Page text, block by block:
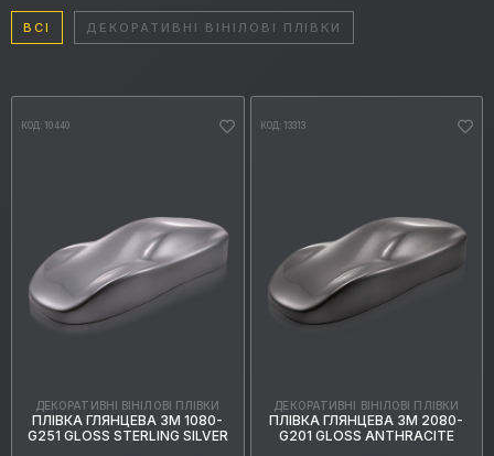
ВСІ ДЕКОРАТИВНІ ВІНІЛОВІ ПЛІВКИ
КОД: 10440
ДЕКОРАТИВНІ ВІНІЛОВІ ПЛІВКИ
ПЛІВКА ГЛЯНЦЕВА 3M 1080-
G251 GLOSS STERLING SILVER
КОД: 13313
ДЕКОРАТИВНІ ВІНІЛОВІ ПЛІВКИ
ПЛІВКА ГЛЯНЦЕВА 3M 2080-
G201 GLOSS ANTHRACITE